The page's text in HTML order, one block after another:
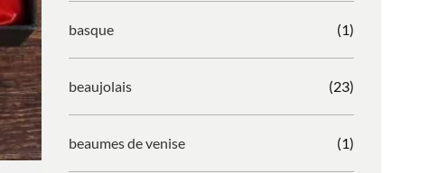
basque (1)
beaujolais (23)
beaumes de venise (1)